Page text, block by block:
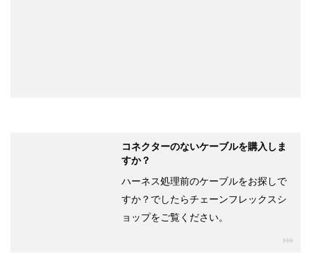
コネクターのないケーブルを購入しま
すか？
ハーネス処理前のケーブルをお探しで
すか？でしたらチェーンフレックスシ
ョップをご覧ください。